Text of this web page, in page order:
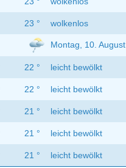
23 ° wolkenlos
Montag, 10. August
22 ° leicht bewölkt
22 ° leicht bewölkt
21 ° leicht bewölkt
21 ° leicht bewölkt
21 ° leicht bewölkt